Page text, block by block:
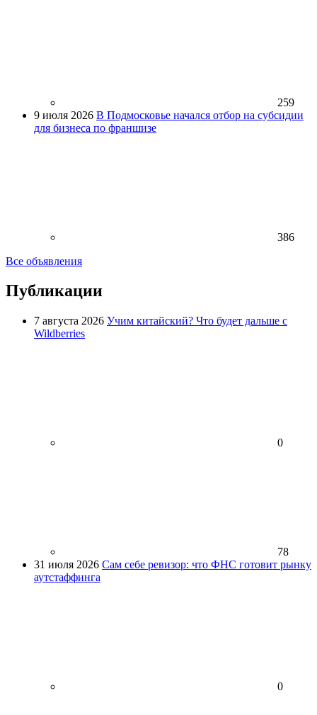
259
9 июля 2026 В Подмосковье начался отбор на субсидии
для бизнеса по франшизе
386
Все объявления
Публикации
7 августа 2026 Учим китайский? Что будет дальше с
Wildberries
0
78
31 июля 2026 Сам себе ревизор: что ФНС готовит рынку
аутстаффинга
0